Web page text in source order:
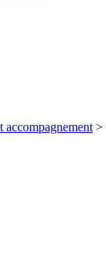
accompagnement >